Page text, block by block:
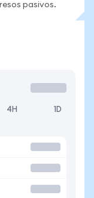
pasivos.
4H 1D